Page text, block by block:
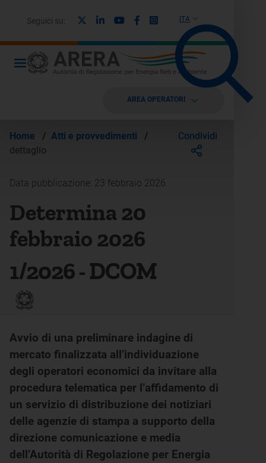
ITA
Seguici su: LinkedinYoutubeFacebook
Instagram
AREA OPERATORI
Home / Atti e provvedimenti
/
dettaglio
Condividi
Data pubblicazione: 23 febbraio 2026
Determina 20
febbraio 2026
1/2026 - DCOM
Avvio di una preliminare indagine di
mercato finalizzata all’individuazione
degli operatori economici da invitare alla
procedura telematica per l’affidamento di
un servizio di distribuzione dei notiziari
delle agenzie di stampa a supporto della
direzione comunicazione e media
dell’Autorità di Regolazione per Energia